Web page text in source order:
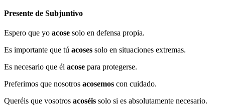
Presente de Subjuntivo
Espero que yo acose solo en defensa propia.
Es importante que tú acoses solo en situaciones extremas.
Es necesario que él acose para protegerse.
Preferimos que nosotros acosemos con cuidado.
Queréis que vosotros acoséis solo si es absolutamente necesario.